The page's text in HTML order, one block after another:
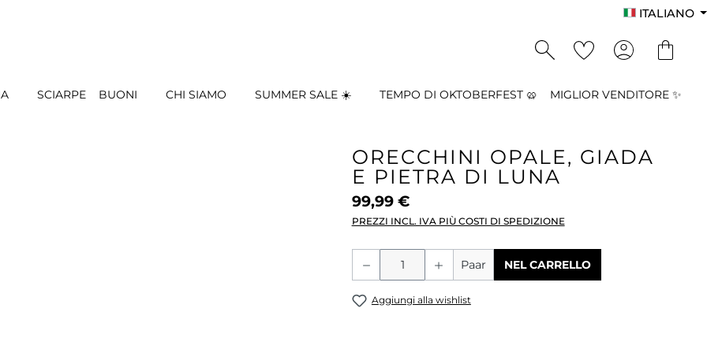
ITALIANO
SCIARPE BUONI CHI SIAMO SUMMER SALE ☀️ TEMPO DI OKTOBERFEST 🥨 MIGLIOR VENDITORE ✨
ORECCHINI OPALE, GIADA
E PIETRA DI LUNA
99,99 €
PREZZI INCL. IVA PIÙ COSTI DI SPEDIZIONE
Quantità del prodotto: inserisci la
Paar NEL CARRELLO
Aggiungi alla wishlist